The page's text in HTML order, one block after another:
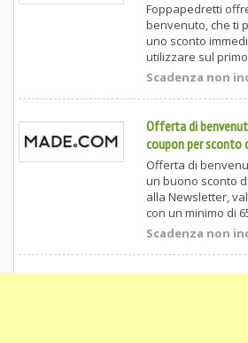
Foppapedretti
benvenuto, che ti
uno sconto
utilizzare sul
Scadenza non
Offerta di
coupon per sconto
Offerta di
un buono sconto
alla Newsletter,
con un minimo di
Scadenza non